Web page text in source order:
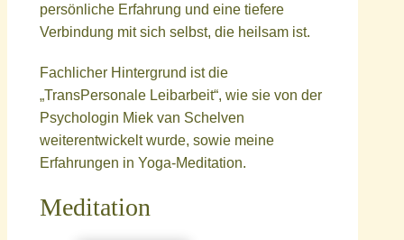
persönliche Erfahrung und eine tiefere
Verbindung mit sich selbst, die heilsam ist.
Fachlicher Hintergrund ist die
„TransPersonale Leibarbeit“, wie sie von der
Psychologin Miek van Schelven
weiterentwickelt wurde, sowie meine
Erfahrungen in Yoga-Meditation.
Meditation